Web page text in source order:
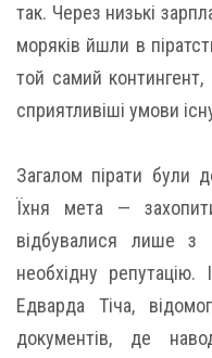
так. Через низькі
моряків йшли в
той самий
сприятливіші умови
Загалом пірати були
Їхня мета —
відбувалися лише з
необхідну
Едварда Тіча,
документів, де